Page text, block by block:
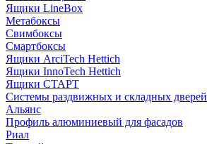
Ящики LineBox
Метабоксы
Свимбоксы
Смартбоксы
Ящики ArciTech Hettich
Ящики InnoTech Hettich
Ящики СТАРТ
Системы раздвижных и складных дверей
Альянс
Профиль алюминиевый для фасадов
Риал